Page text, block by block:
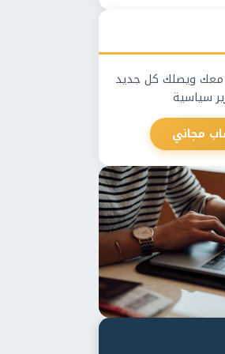
ويصلك كل جديد
سياسية
مجاني